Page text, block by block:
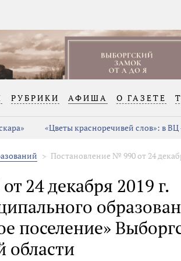
РУБРИКИ АФИША О ГАЗЕТЕ
«Цветы красноречивей слов»: в
Постановление № 990 от 24
24 декабря 2019 г.
поселение»
области